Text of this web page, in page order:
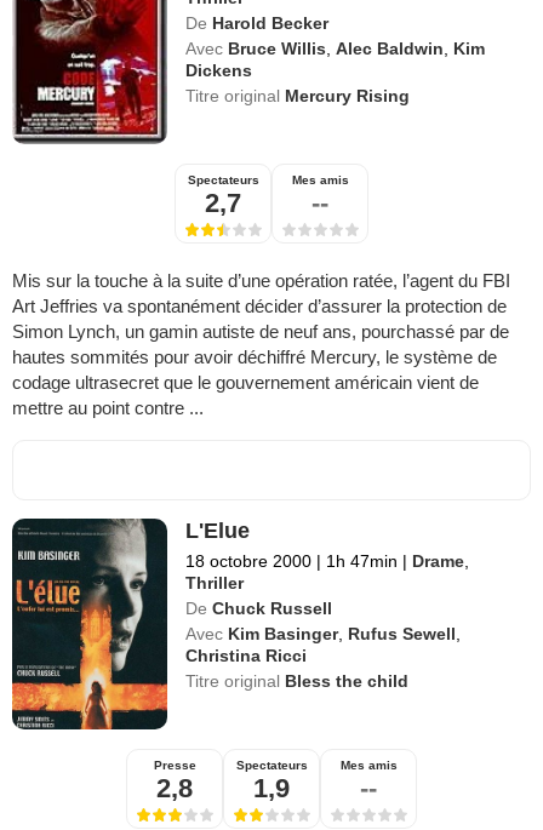
De Harold Becker
Avec Bruce Willis ,Alec Baldwin
Kim
Dickens
Titre original Mercury Rising
Spectateurs
2,7
Mes amis
--
Mis sur la touche à la suite d’une opération ratée, l’agent du FBI
Art Jeffries va spontanément décider d’assurer la protection de
Simon Lynch, un gamin autiste de neuf ans, pourchassé par de
hautes sommités pour avoir déchiffré Mercury, le système de
codage ultrasecret que le gouvernement américain vient de
mettre au point contre ...
L'Elue
18 octobre 2000 | 1h 47min | Drame
Thriller
De Chuck Russell
Avec Kim Basinger, Rufus Sewell
Christina Ricci
Titre original Bless the child
Presse
2,8
Spectateurs
1,9
Mes amis
--